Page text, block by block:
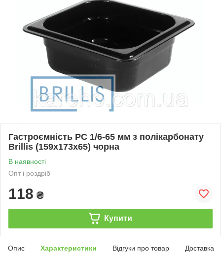
Гастроємність РС 1/6-65 мм з полікарбонату
Brillis (159х173х65) чорна
В наявності
Опт і роздріб
118 ₴
Купити
Опис Характеристики Відгуки про товар Доставка